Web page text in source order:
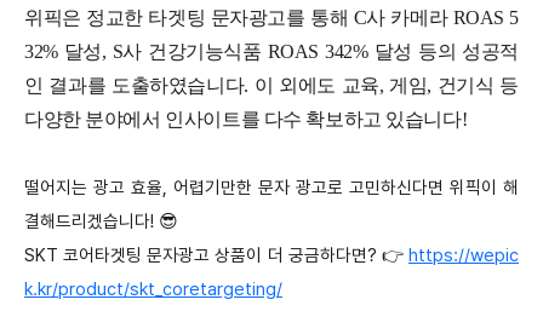
위픽은 정교한 타겟팅 문자광고를 통해 C사 카메라 ROAS 5
32% 달성, S사 건강기능식품 ROAS 342% 달성 등의 성공적
인 결과를 도출하였습니다. 이 외에도 교육, 게임, 건기식 등
다양한 분야에서 인사이트를 다수 확보하고 있습니다!
떨어지는 광고 효율, 어렵기만한 문자 광고로 고민하신다면 위픽이 해
결해드리겠습니다! 😎
SKT 코어타겟팅 문자광고 상품이 더 궁금하다면? 👉 https://wepic
k.kr/product/skt_coretargeting/